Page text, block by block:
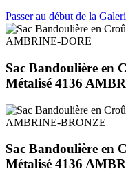
Passer au début de la
Sac Bandoulière en
Métalisé 4136
Sac Bandoulière en
Métalisé 4136